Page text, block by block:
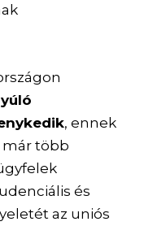
, ennek
már több
és
az uniós